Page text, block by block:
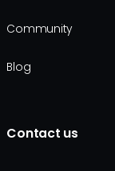
Community
Blog
Contact us